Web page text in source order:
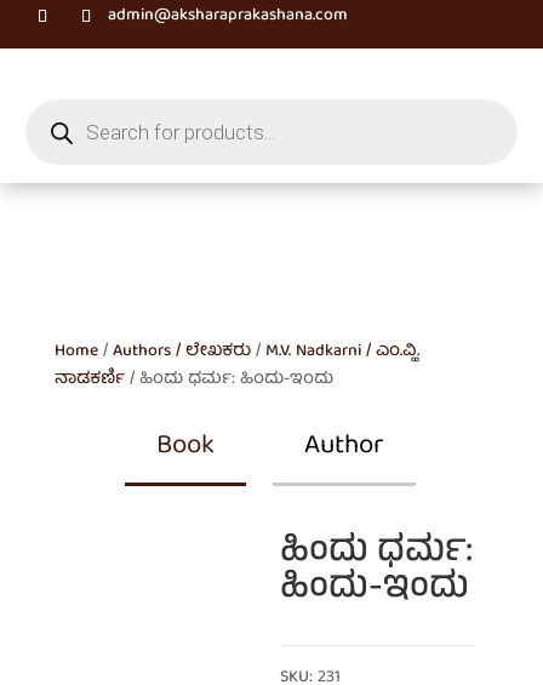
admin@aksharaprakashana.com
search
Home/Authors / ಲೇಖಕರು/ M.V. Nadkarni / ಎಂ.ವ್ಹಿ.
ನಾಡಕರ್ಣಿ/ ಹಿಂದು ಧರ್ಮ: ಹಿಂದು-ಇಂದು
Book Author
ಹಿಂದು ಧರ್ಮ:
ಹಿಂದು-ಇಂದು
SKU: 231